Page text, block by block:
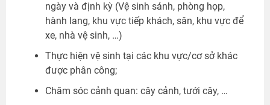
ngày và định kỳ (Vệ sinh sảnh, phòng họp,
hành lang, khu vực tiếp khách, sân, khu vực để
xe, nhà vệ sinh, …)
Thực hiện vệ sinh tại các khu vực/cơ sở khác
được phân công;
Chăm sóc cảnh quan: cây cảnh, tưới cây, …